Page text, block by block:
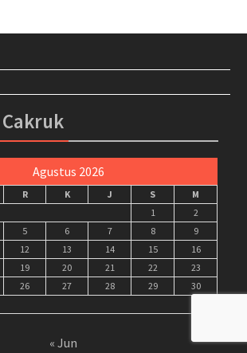
Agustus 2026
R K J S
M
1
2
5 6 7 8
9
12 13 14 15
16
19 20 21 22
23
26 27 28 29
30
« Jun